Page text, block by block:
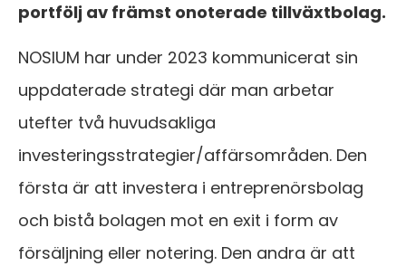
portfölj av främst onoterade tillväxtbolag.
NOSIUM har under 2023 kommunicerat sin
uppdaterade strategi där man arbetar
utefter två huvudsakliga
investeringsstrategier/affärsområden. Den
första är att investera i entreprenörsbolag
och bistå bolagen mot en exit i form av
försäljning eller notering. Den andra är att